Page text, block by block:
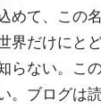
めて、この
界だけにと
らない。こ
。ブログは